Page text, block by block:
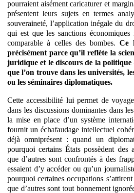
pourraient aisément caricaturer et
présentent leurs sujets en termes
souveraineté, l’application inégale du
qui est que les sanctions
comparable à celles des bombes.Ce
précisément parce qu’il reflète la
juridique et le discours de la politique
que l’on trouve dans les universités,
ou les séminaires diplomatiques.
Cette accessibilité lui permet de
dans les discussions dominantes dans
la mise en place d’un système
fournit un échafaudage intellectuel
déjà omniprésent : quand un
pourquoi certains États possèdent des
que d’autres sont confrontés à des
essaient d’y accéder ou qu’un
pourquoi certaines occupations
que d’autres sont tout bonnement